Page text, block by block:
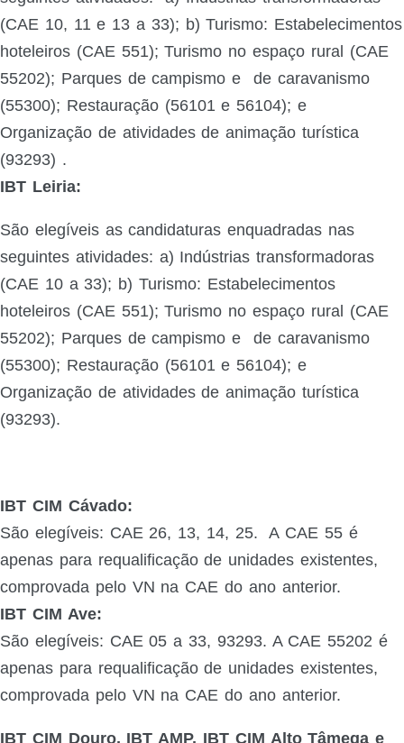
(CAE 10, 11 e 13 a 33); b) Turismo: Estabelecimentos
hoteleiros (CAE 551); Turismo no espaço rural (CAE
55202); Parques de campismo e de caravanismo
(55300); Restauração (56101 e 56104); e
Organização de atividades de animação turística
(93293) .
IBT Leiria:
São elegíveis as candidaturas enquadradas nas
seguintes atividades: a) Indústrias transformadoras
(CAE 10 a 33); b) Turismo: Estabelecimentos
hoteleiros (CAE 551); Turismo no espaço rural (CAE
55202); Parques de campismo e de caravanismo
(55300); Restauração (56101 e 56104); e
Organização de atividades de animação turística
(93293).
IBT CIM Cávado:
São elegíveis: CAE 26, 13, 14, 25. A CAE 55 é
apenas para requalificação de unidades existentes,
comprovada pelo VN na CAE do ano anterior.
IBT CIM Ave:
São elegíveis: CAE 05 a 33, 93293. A CAE 55202 é
apenas para requalificação de unidades existentes,
comprovada pelo VN na CAE do ano anterior.
IBT CIM Douro, IBT AMP, IBT CIM Alto Tâmega e